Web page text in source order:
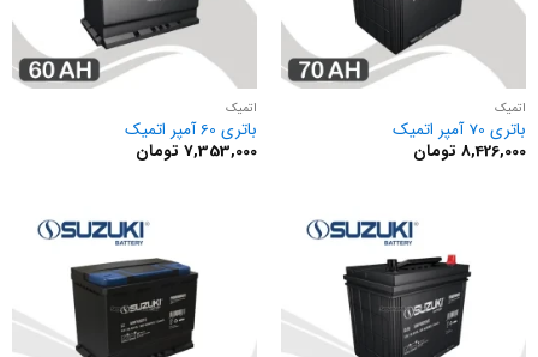
اتمیک
باتری 70 آمپر اتمیک
8,426,000 تومان
اتمیک
باتری 60 آمپر اتمیک
7,353,000 تومان